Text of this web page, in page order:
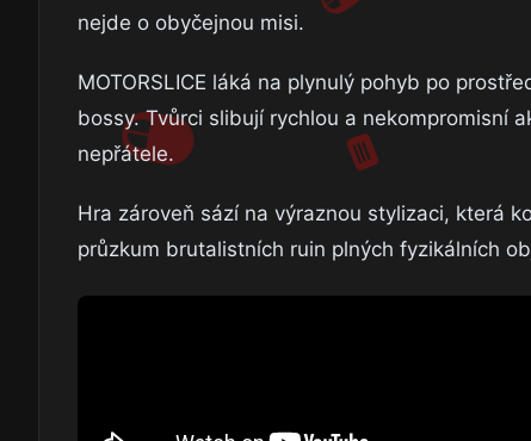
nejde o obyčejnou misi.
MOTORSLICE láká na plynulý pohyb po
bossy. Tvůrci slibují rychlou a nekompromisní
nepřátele.
Hra zároveň sází na výraznou stylizaci, která
průzkum brutalistních ruin plných fyzikálních